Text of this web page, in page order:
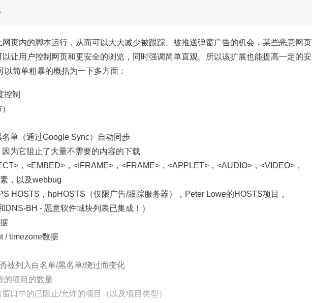
页内的脚本运行，从而可以大大减少被跟踪、被推送弹窗广告的机会，某些恶意网页
以让用户控制网页和更安全的浏览，同时强调简单直观。
所以该扩展也能提高一定的安
以简单粗暴的概括为一下多方面：
控制
单（通过Google Sync）自动同步
为它阻止了大量不需要的内容的下载
，<EMBED>，<IFRAME>，<FRAME>，<APPLET>，<AUDIO>，<VIDEO>，
，以及webbug
HOSTS，hpHOSTS（仅限广告/跟踪服务器），Peter Lowe的HOSTS项目，
DNS-BH - 恶意软件域块列表已集成！）
/ timezone数据
被列入白名单/黑名单/绕过而变化
的项目的数量
口中的已阻止/允许的项目（以及项目类型）